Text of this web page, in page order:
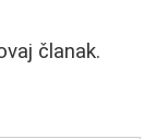
članak.